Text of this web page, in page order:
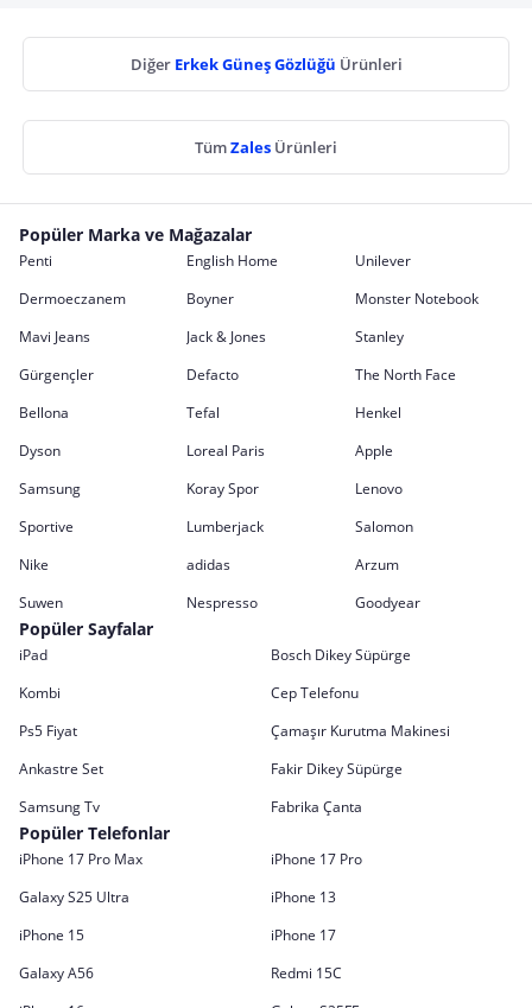
Diğer Erkek Güneş Gözlüğü Ürünleri
TümZales Ürünleri
Popüler Marka ve Mağazalar
Penti English Home
Unilever
Dermoeczanem
Boyner
Monster Notebook
Mavi Jeans
Jack & Jones
Stanley
Gürgençler
Defacto
The North Face
Bellona
Tefal
Henkel
Dyson
Loreal Paris
Apple
Samsung
Koray Spor
Lenovo
Sportive
Lumberjack
Salomon
Nike
adidas
Arzum
Suwen
Nespresso Goodyear
Popüler Sayfalar
iPad
Bosch Dikey Süpürge
Kombi
Cep Telefonu
Ps5 Fiyat
Çamaşır Kurutma Makinesi
Ankastre Set
Fakir Dikey Süpürge
Samsung Tv
Fabrika Çanta
Popüler Telefonlar
iPhone 17 Pro Max
iPhone 17 Pro
Galaxy S25 Ultra
iPhone 13
iPhone 15
iPhone 17
Galaxy A56
Redmi 15C